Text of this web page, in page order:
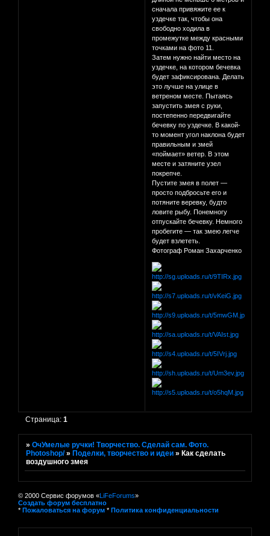
сначала привяжите ее к
уздечке так, чтобы она
свободно ходила в
промежутке между красными
точками на фото 11.
Затем нужно найти место на
уздечке, на котором бечевка
будет зафиксирована. Делать
это лучше на улице в
ветреном месте. Пытаясь
запустить змея с руки,
постепенно передвигайте
бечевку по уздечке. В какой-
то момент угол наклона будет
правильным и змей
«поймает» ветер. В этом
месте и затяните узел
покрепче.
Пустите змея в полет —
просто подбросьте его и
потяните веревку, будто
ловите рыбу. Понемногу
отпускайте бечевку. Немного
пробегите — так змею легче
будет взлететь.
Фотограф Роман Захарченко
Страница:1
»ОчУмелые ручки! Творчество. Сделай сам. Фото.
Photoshop/ »Поделки, творчество и идеи »Как сделать
воздушного змея
© 2000 Сервис форумов «LiFeForums»
Создать форум бесплатно
* Пожаловаться на форум * Политика конфиденциальности